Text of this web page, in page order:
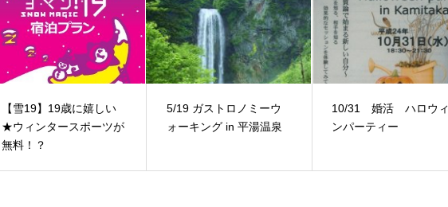
【雪19】19歳に嬉しい
★ウィンタースポーツが
無料！？
5/19 ガストロノミーウ
ォーキング in 平湯温泉
10/31 婚活 ハロウィ
ンパーティー